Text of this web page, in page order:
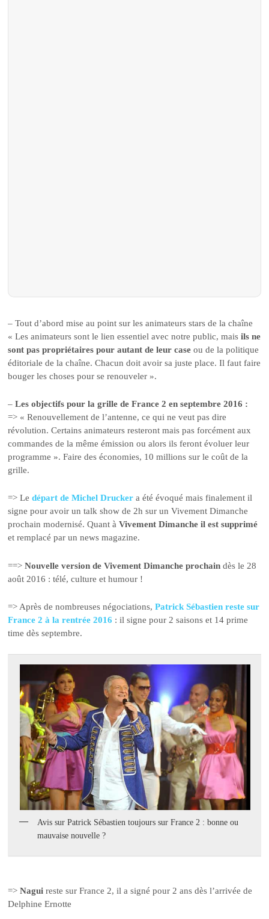
– Tout d’abord mise au point sur les animateurs stars de la chaîne
« Les animateurs sont le lien essentiel avec notre public, maisils ne
sont pas propriétaires pour autant de leur case ou de la politique
éditoriale de la chaîne. Chacun doit avoir sa juste place. Il faut faire
bouger les choses pour se renouveler ».
–Les objectifs pour la grille de France 2 en septembre 2016 :
=> « Renouvellement de l’antenne, ce qui ne veut pas dire
révolution. Certains animateurs resteront mais pas forcément aux
commandes de la même émission ou alors ils feront évoluer leur
programme ». Faire des économies, 10 millions sur le coût de la
grille.
=> Ledépart de Michel Drucker a été évoqué mais finalement il
signe pour avoir un talk show de 2h sur un Vivement Dimanche
prochain modernisé. Quant àVivement Dimanche il est supprimé
et remplacé par un news magazine.
==> Nouvelle version de Vivement Dimanche prochain dès le 28
août 2016 : télé, culture et humour !
=> Après de nombreuses négociations,Patrick Sébastien reste sur
France 2 à la rentrée 2016 : il signe pour 2 saisons et 14 prime
time dès septembre.
Avis sur Patrick Sébastien toujours sur France 2 : bonne ou
mauvaise nouvelle ?
=>Nagui reste sur France 2, il a signé pour 2 ans dès l’arrivée de
Delphine Ernotte